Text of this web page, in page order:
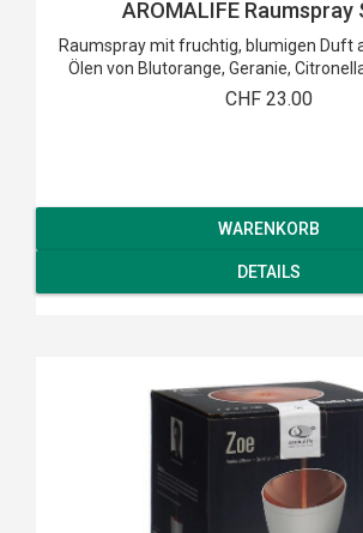
AROMALIFE Raumspray
Raumspray mit fruchtig, blumigen Duft
Ölen von Blutorange, Geranie,
CHF 23.00
WARENKORB
DETAILS